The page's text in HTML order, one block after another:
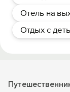
Отель на
Отдых с